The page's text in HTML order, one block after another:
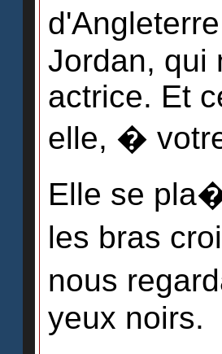
Jordan, qui
actrice. Et
elle, �
Elle se
les bras
nous
yeux noirs.